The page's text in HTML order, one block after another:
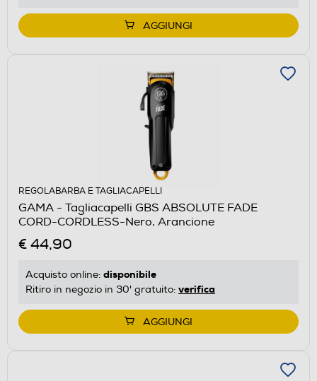
AGGIUNGI
REGOLABARBA E TAGLIACAPELLI
GAMA - Tagliacapelli GBS ABSOLUTE FADE
CORD-CORDLESS-Nero, Arancione
€ 44,90
Acquisto online: disponibile
Ritiro in negozio in 30' gratuito: verifica
AGGIUNGI